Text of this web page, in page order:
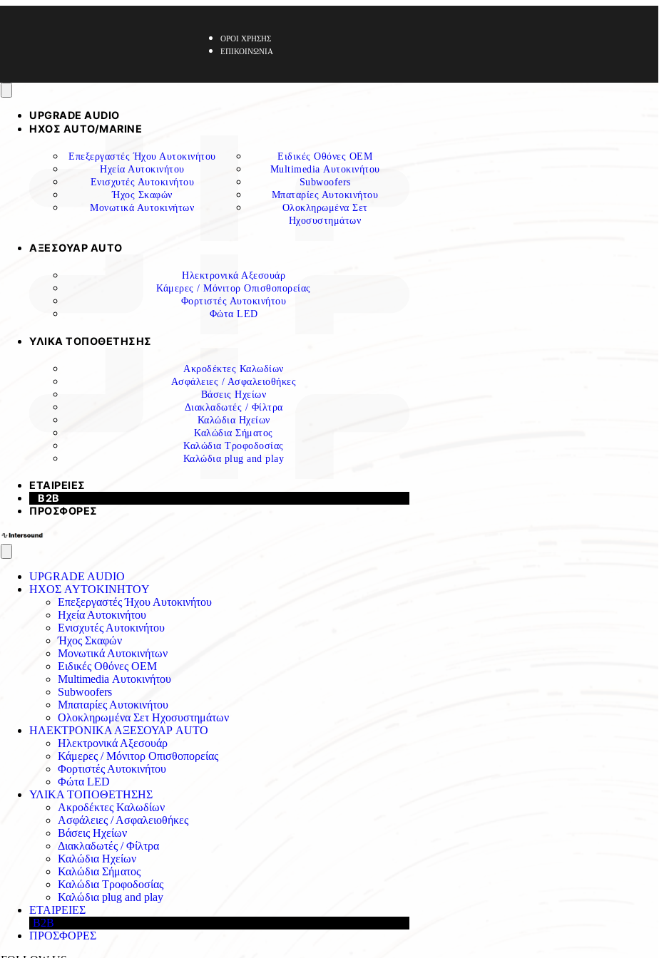
ΟΡΟΙ ΧΡΗΣΗΣ
ΕΠΙΚΟΙΝΩΝΙΑ
UPGRADE AUDIO
ΗΧΟΣ ΑUTO/MARINE
Επεξεργαστές Ήχου Αυτοκινήτου
Ηχεία Αυτοκινήτου
Ενισχυτές Αυτοκινήτου
Ήχος Σκαφών
Μονωτικά Αυτοκινήτων
Ειδικές Οθόνες OEM
Multimedia Αυτοκινήτου
Subwoofers
Μπαταρίες Αυτοκινήτου
Ολοκληρωμένα Σετ
Ηχοσυστημάτων
ΑΞΕΣΟΥΑΡ AUTO
Ηλεκτρονικά Αξεσουάρ
Κάμερες / Μόνιτορ Οπισθοπορείας
Φορτιστές Αυτοκινήτου
Φώτα LED
ΥΛΙΚΑ ΤΟΠΟΘΕΤΗΣΗΣ
Ακροδέκτες Καλωδίων
Ασφάλειες / Ασφαλειοθήκες
Βάσεις Ηχείων
Διακλαδωτές / Φίλτρα
Καλώδια Ηχείων
Καλώδια Σήματος
Καλώδια Τροφοδοσίας
Καλώδια plug and play
ΕΤΑΙΡΕΙΕΣ
B2B
ΠΡΟΣΦΟΡΕΣ
UPGRADE AUDIO
ΗΧΟΣ AYTOKINHTOY
Επεξεργαστές Ήχου Αυτοκινήτου
Ηχεία Αυτοκινήτου
Ενισχυτές Αυτοκινήτου
Ήχος Σκαφών
Μονωτικά Αυτοκινήτων
Ειδικές Οθόνες OEM
Multimedia Αυτοκινήτου
Subwoofers
Μπαταρίες Αυτοκινήτου
Ολοκληρωμένα Σετ Ηχοσυστημάτων
ΗΛΕΚΤΡΟΝΙΚΑ ΑΞΕΣΟΥΑΡ AUTO
Ηλεκτρονικά Αξεσουάρ
Κάμερες / Μόνιτορ Οπισθοπορείας
Φορτιστές Αυτοκινήτου
Φώτα LED
ΥΛΙΚΑ ΤΟΠΟΘΕΤΗΣΗΣ
Ακροδέκτες Καλωδίων
Ασφάλειες / Ασφαλειοθήκες
Βάσεις Ηχείων
Διακλαδωτές / Φίλτρα
Καλώδια Ηχείων
Καλώδια Σήματος
Καλώδια Τροφοδοσίας
Καλώδια plug and play
ΕΤΑΙΡΕΙΕΣ
B2B
ΠΡΟΣΦΟΡΕΣ